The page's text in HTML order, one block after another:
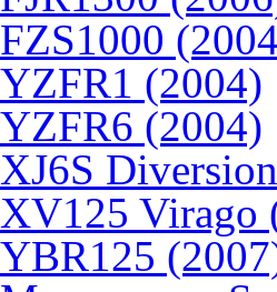
FZS1000
YZFR1 (2004)
YZFR6 (2004)
XJ6S
XV125 Virago
YBR125